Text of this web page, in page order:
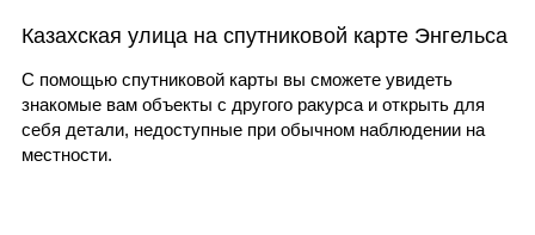
Казахская улица на спутниковой карте Энгельса
С помощью спутниковой карты вы сможете увидеть
знакомые вам объекты с другого ракурса и открыть для
себя детали, недоступные при обычном наблюдении на
местности.